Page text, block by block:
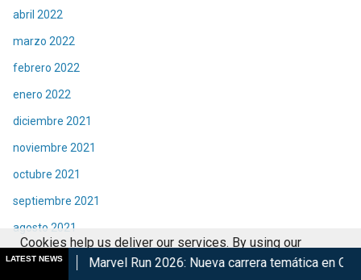
abril 2022
marzo 2022
febrero 2022
enero 2022
diciembre 2021
noviembre 2021
octubre 2021
septiembre 2021
agosto 2021
julio 2021
LATEST NEWS
Run 2026: Nueva carrera temática en CDMX Retorna
Cookies help us deliver our services. By using our
services, you agree to our use of cookies.
Got it